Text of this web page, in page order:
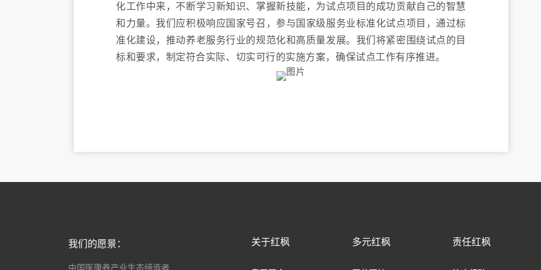
化工作中来，不断学习新知识、掌握新技能，为试点项目的成功贡献自己的智慧
和力量。我们应积极响应国家号召，参与国家级服务业标准化试点项目，通过标
准化建设，推动养老服务行业的规范化和高质量发展。我们将紧密围绕试点的目
标和要求，制定符合实际、切实可行的实施方案，确保试点工作有序推进。
我们的愿景：
中国医康养产业生态缔造者
关于红枫 多元红枫 责任红枫